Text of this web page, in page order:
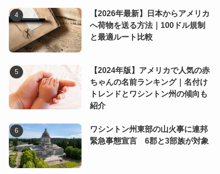
【2026年最新】日本からアメリカ
へ荷物を送る方法｜100ドル規制
と最適ルート比較
【2024年版】アメリカで人気の赤
ちゃんの名前ランキング｜名付け
トレンドとワシントン州の傾向も
紹介
ワシントン州東部の山火事に連邦
緊急事態宣言 6郡と3部族が対象